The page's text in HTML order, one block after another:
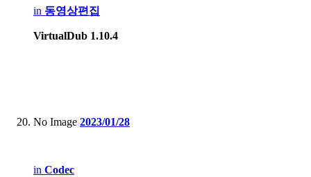
in 동영상편집
VirtualDub 1.10.4
No Image 2023/01/28
in Codec